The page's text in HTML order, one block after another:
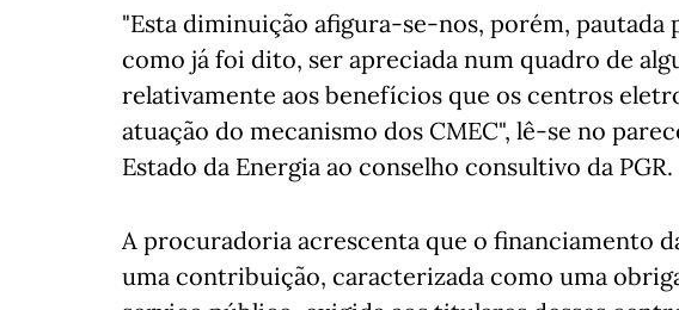
"Esta diminuição afigura-se-nos, porém, pautada
como já foi dito, ser apreciada num quadro de
relativamente aos benefícios que os centros
atuação do mecanismo dos CMEC", lê-se no
Estado da Energia ao conselho consultivo da PGR.
A procuradoria acrescenta que o financiamento
uma contribuição, caracterizada como uma